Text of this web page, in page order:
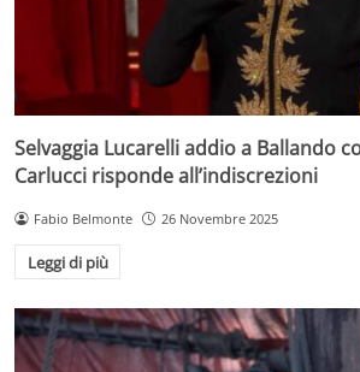
Selvaggia Lucarelli addio a Ballando
Carlucci risponde all’indiscrezioni
Fabio Belmonte 26 Novembre 2025
Leggi di più